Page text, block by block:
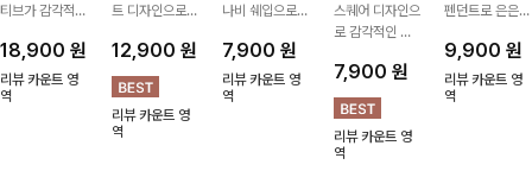
티브가 감각적인
는 귀걸이- 심플
하면서도 존재감
있는 디자인으로
18,900 원
리뷰 카운트 영
역
트 디자인으로
써지컬스틸 소재
로 변색 걱정 없
이 데일리로 착
용하기 좋아요-
12,900 원
리뷰 카운트 영
역
나비 쉐입으로
내어줄 이어링,
과하지 않은 포
인트가 되어줘
7,900원
리뷰 카운트 영
역
스퀘어 디자인으
로 감각적인 무
안에 큐빅을 담
아 더욱 고급스
럽게 연출되는
귀걸이에요~!
7,900 원
리뷰 카운트 영
역
펜던트로 은은한
는 목걸이예요.
골드, 실버 컬러
로 구성돼 어떤
9,900원
리뷰 카운트 영
역